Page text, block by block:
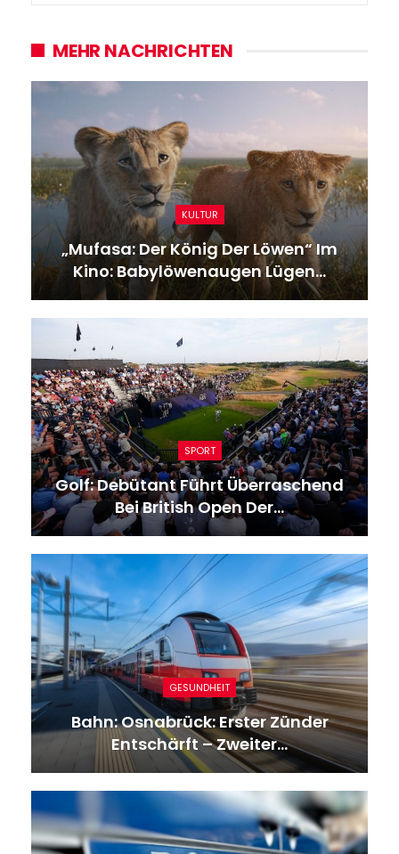
MEHR NACHRICHTEN
KULTUR
„Mufasa: Der König Der Löwen“ Im
Kino: Babylöwenaugen Lügen…
SPORT
Golf: Debütant Führt Überraschend
Bei British Open Der…
GESUNDHEIT
Bahn: Osnabrück: Erster Zünder
Entschärft – Zweiter…